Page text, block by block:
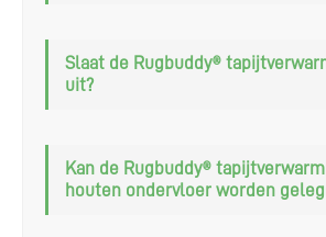
Slaat de Rugbuddy®
uit?
Kan de Rugbuddy®
houten ondervloer worden
weer verzonden.